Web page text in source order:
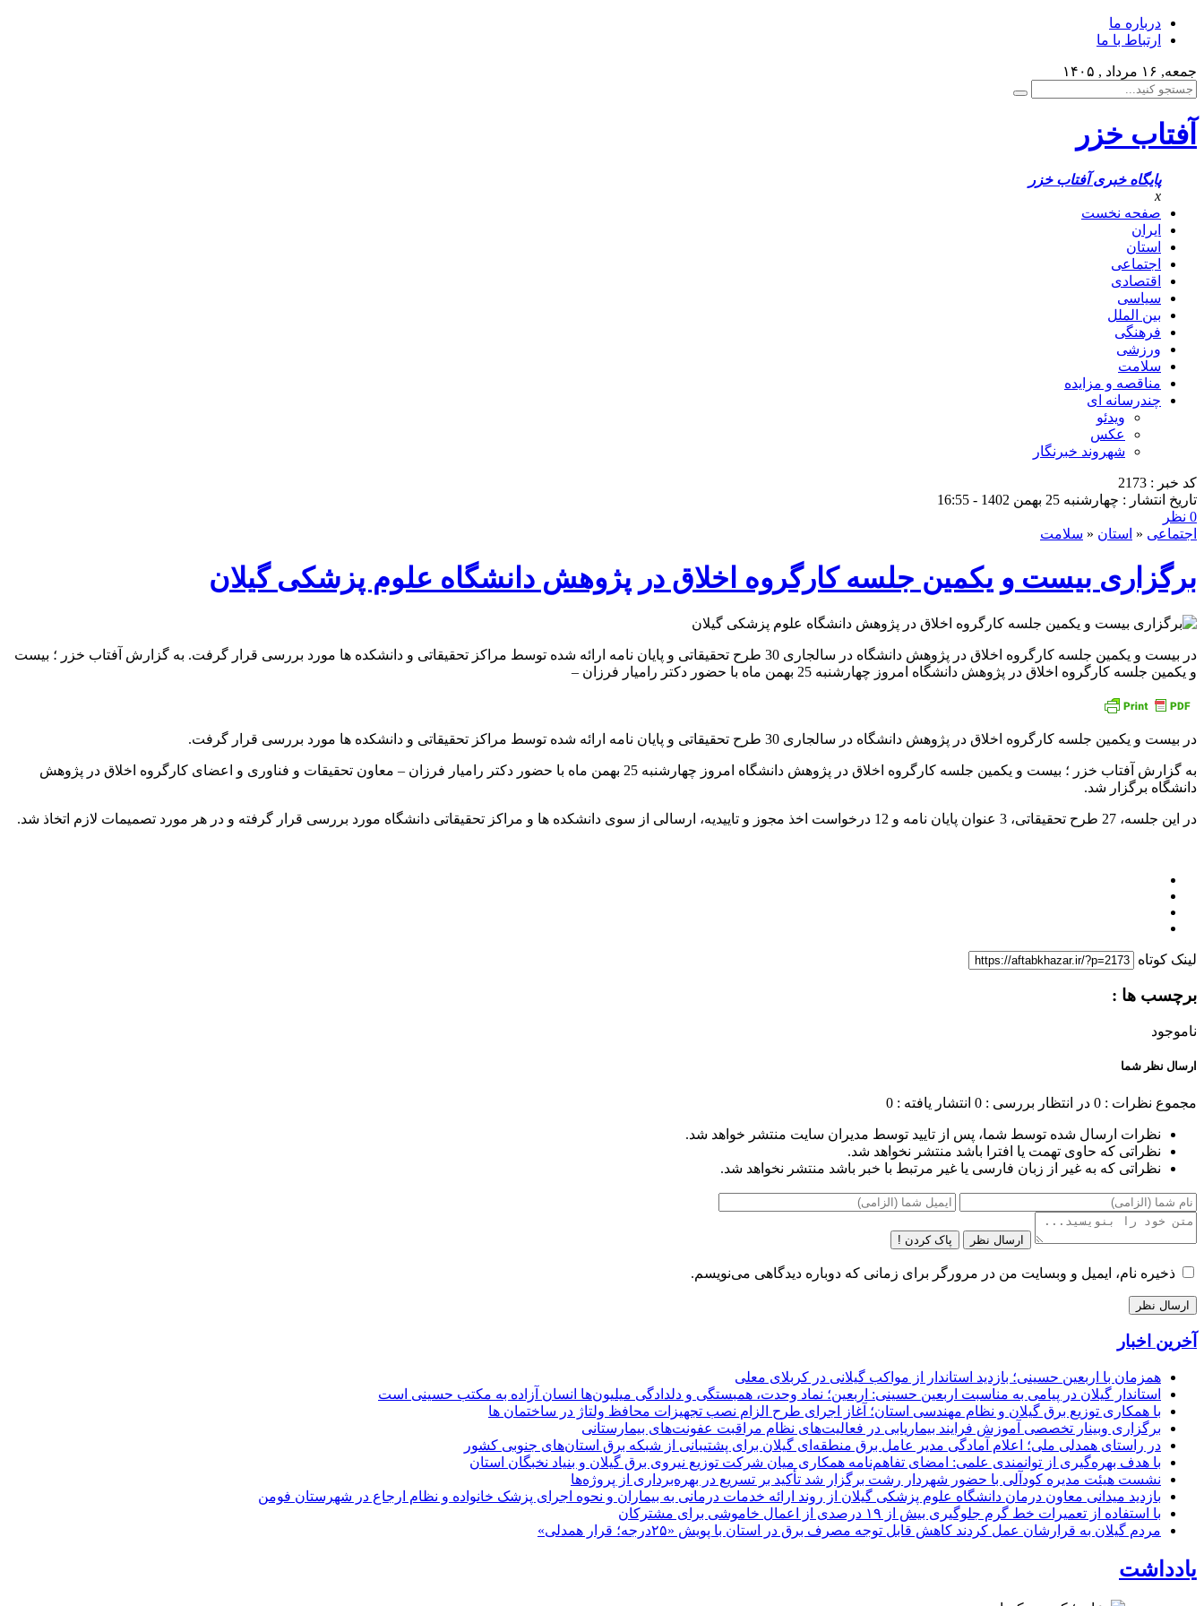
درباره ما
ارتباط با ما
جمعه, ۱۶ مرداد , ۱۴۰۵
آفتاب خزر
پایگاه خبری آفتاب خزر
x
صفحه نخست
ایران
استان
اجتماعی
اقتصادی
سیاسی
بین الملل
فرهنگی
ورزشی
سلامت
مناقصه و مزایده
چندرسانه ای
ویدئو
عکس
شهروند خبرنگار
کد خبر : 2173
تاریخ انتشار : چهارشنبه 25 بهمن 1402 - 16:55
0 نظر
اجتماعی « استان « سلامت
برگزاری بیست و یکمین جلسه کارگروه اخلاق در پژوهش دانشگاه علوم پزشکی گیلان
در بیست و یکمین جلسه کارگروه اخلاق در پژوهش دانشگاه در سالجاری 30 طرح تحقیقاتی و پایان نامه ارائه شده توسط مراکز تحقیقاتی و دانشکده ها مورد بررسی قرار گرفت. به گزارش آفتاب خزر ؛ بیست
و یکمین جلسه کارگروه اخلاق در پژوهش دانشگاه امروز چهارشنبه 25 بهمن ماه با حضور دکتر رامیار فرزان –
در بیست و یکمین جلسه کارگروه اخلاق در پژوهش دانشگاه در سالجاری 30 طرح تحقیقاتی و پایان نامه ارائه شده توسط مراکز تحقیقاتی و دانشکده ها مورد بررسی قرار گرفت.
به گزارش آفتاب خزر ؛ بیست و یکمین جلسه کارگروه اخلاق در پژوهش دانشگاه امروز چهارشنبه 25 بهمن ماه با حضور دکتر رامیار فرزان – معاون تحقیقات و فناوری و اعضای کارگروه اخلاق در پژوهش
دانشگاه برگزار شد.
در این جلسه، 27 طرح تحقیقاتی، 3 عنوان پایان نامه و 12 درخواست اخذ مجوز و تاییدیه، ارسالی از سوی دانشکده ها و مراکز تحقیقاتی دانشگاه مورد بررسی قرار گرفته و در هر مورد تصمیمات لازم اتخاذ شد.
لینک کوتاه
برچسب ها :
ناموجود
ارسال نظر شما
مجموع نظرات : 0 در انتظار بررسی : 0 انتشار یافته : 0
نظرات ارسال شده توسط شما، پس از تایید توسط مدیران سایت منتشر خواهد شد.
نظراتی که حاوی تهمت یا افترا باشد منتشر نخواهد شد.
نظراتی که به غیر از زبان فارسی یا غیر مرتبط با خبر باشد منتشر نخواهد شد.
ارسال نظر پاک کردن !
ذخیره نام، ایمیل و وبسایت من در مرورگر برای زمانی که دوباره دیدگاهی می‌نویسم.
آخرین اخبار
همزمان با اربعین حسینی؛ بازدید استاندار از مواکب گیلانی در کربلای معلی
استاندار گیلان در پیامی به مناسبت اربعین حسینی: اربعین؛ نماد وحدت، همبستگی و دلدادگی میلیون‌ها انسان آزاده به مکتب حسینی است
با همکاری توزیع برق گیلان و نظام مهندسی استان؛ آغاز اجرای طرح الزام نصب تجهیزات محافظ ولتاژ در ساختمان ها
برگزاری وبینار تخصصی آموزش فرایند بیماریابی در فعالیت‌های نظام مراقبت عفونت‌های بیمارستانی
در راستای همدلی ملی؛ اعلام آمادگی مدیر عامل برق منطقه‌ای گیلان برای پشتیبانی از شبكه برق استان‌های جنوبی كشور
با هدف بهره‌گیری از توانمندی علمی: امضای تفاهم‌نامه همكاری میان شركت توزیع نیروی برق گیلان و بنیاد نخبگان استان
نشست هیئت مدیره کودآلی با حضور شهردار رشت برگزار شد تأکید بر تسریع در بهره‌برداری از پروژه‌ها
بازدید میدانی معاون درمان دانشگاه علوم پزشکی گیلان از روند ارائه خدمات درمانی به بیماران و نحوه اجرای پزشک خانواده و نظام ارجاع در شهرستان فومن
با استفاده از تعمیرات خط گرم جلوگیری بیش از ۱۹ درصدی از اعمال خاموشی برای مشتركان
مردم گیلان به قرارشان عمل کردند كاهش قابل توجه مصرف برق در استان با پویش «۲۵درجه؛ قرار همدلی»
یادداشت